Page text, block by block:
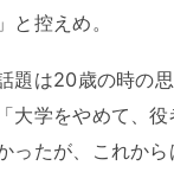
控えめ。
は20歳の時の
大学をやめて、
ったが、これか